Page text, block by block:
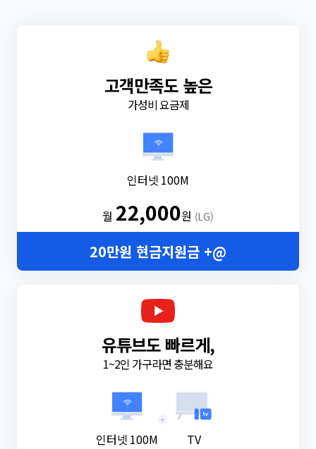
고객만족도 높은
가성비 요금제
인터넷 100M
월 22,000원 (LG)
20만원 현금지원금 +@
유튜브도 빠르게,
1~2인 가구라면 충분해요
인터넷 100M
+
TV